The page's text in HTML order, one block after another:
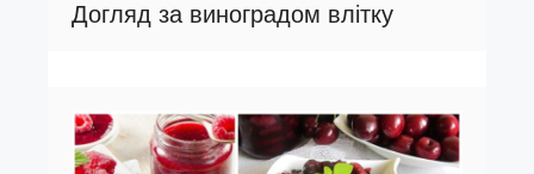
Догляд за виноградом влітку